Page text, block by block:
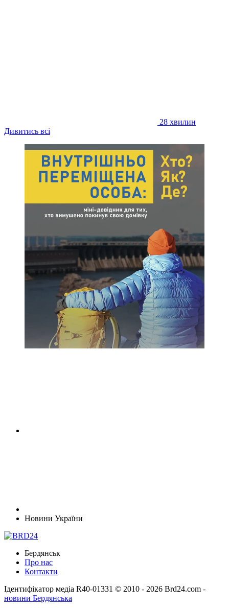
28 хвилин
Дивитись всі
Новини України
Бердянськ
Про нас
Контакти
Ідентифікатор медіа R40-01331 © 2010 - 2026 Brd24.com -
новини Бердянська